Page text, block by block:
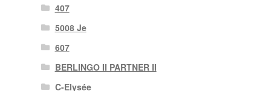
407
5008 Je
607
BERLINGO II PARTNER II
C-Elysée